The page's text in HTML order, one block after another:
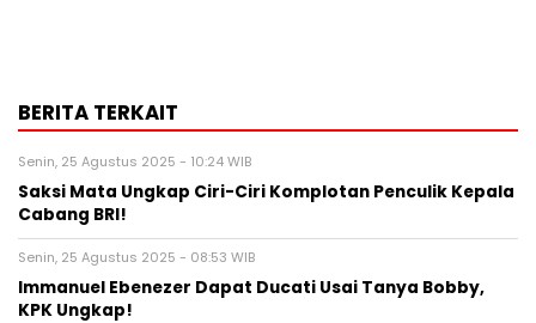
BERITA TERKAIT
Senin, 25 Agustus 2025 - 10:24 WIB
Saksi Mata Ungkap Ciri-Ciri Komplotan Penculik Kepala
Cabang BRI!
Senin, 25 Agustus 2025 - 08:53 WIB
Immanuel Ebenezer Dapat Ducati Usai Tanya Bobby,
KPK Ungkap!